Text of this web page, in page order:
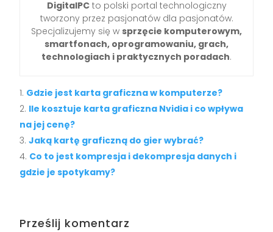
DigitalPCto polski portal technologiczny
tworzony przez pasjonatów dla pasjonatów.
Specjalizujemy się w sprzęcie komputerowym,
smartfonach, oprogramowaniu, grach,
technologiach i praktycznych poradach.
Gdzie jest karta graficzna w komputerze?
Ile kosztuje karta graficzna Nvidia i co wpływa
na jej cenę?
Jaką kartę graficzną do gier wybrać?
Co to jest kompresja i dekompresja danych i
gdzie je spotykamy?
Prześlij komentarz